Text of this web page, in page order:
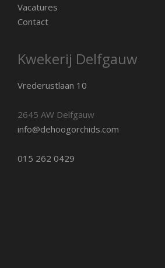
Vacatures
Contact
Kwekerij Delfgauw
Vrederustlaan 10
2645 AW Delfgauw
info@dehoogorchids.com
015 262 0429